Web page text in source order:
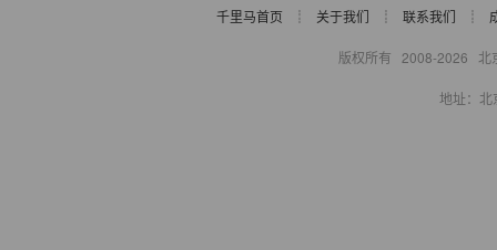
千里马首页 ┊ 关于我们 ┊ 联系我们 ┊
版权所有 2008-2026 北
地址：